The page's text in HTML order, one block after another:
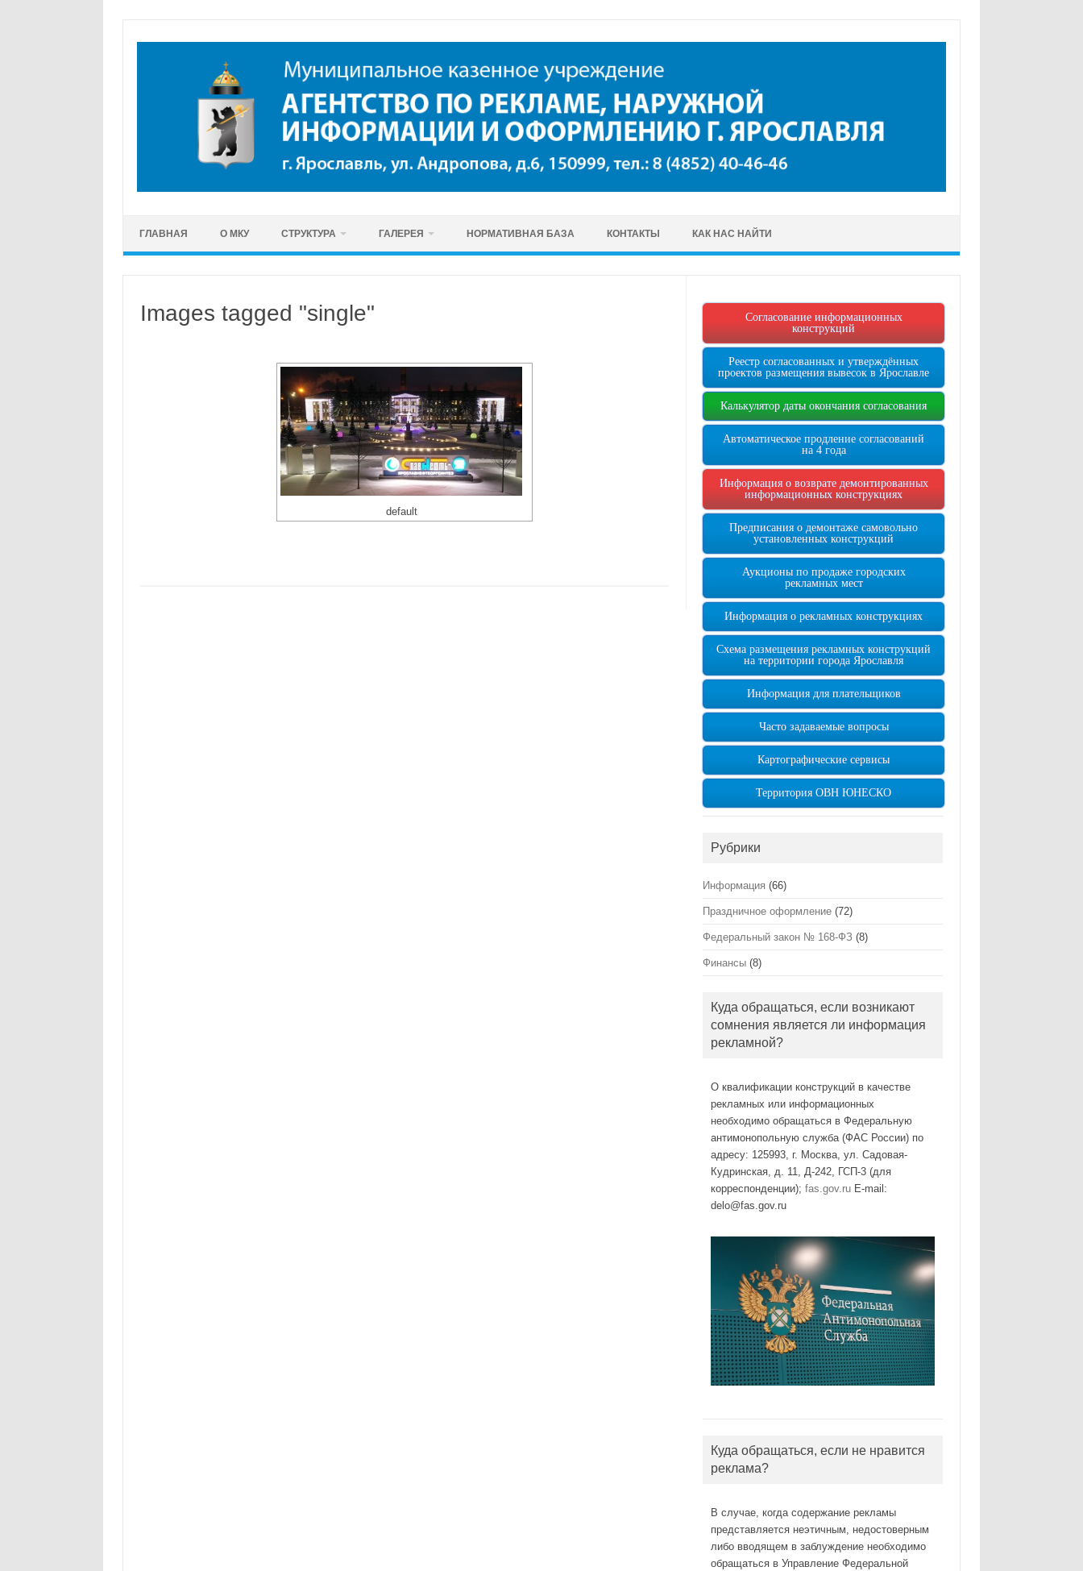
ГЛАВНАЯ О МКУ СТРУКТУРА ГАЛЕРЕЯ НОРМАТИВНАЯ БАЗА КОНТАКТЫ КАК НАС НАЙТИ
Images tagged "single"
default
Согласование информационных
конструкций
Реестр согласованных и утверждённых
проектов размещения вывесок в Ярославле
Калькулятор даты окончания согласования
Автоматическое продление согласований
на 4 года
Информация о возврате демонтированных
информационных конструкциях
Предписания о демонтаже самовольно
установленных конструкций
Аукционы по продаже городских
рекламных мест
Информация о рекламных конструкциях
Схема размещения рекламных конструкций
на территории города Ярославля
Информация для плательщиков
Часто задаваемые вопросы
Картографические сервисы
Территория ОВН ЮНЕСКО
Рубрики
Информация (66)
Праздничное оформление (72)
Федеральный закон № 168-ФЗ (8)
Финансы (8)
Куда обращаться, если возникают
сомнения является ли информация
рекламной?
О квалификации конструкций в качестве
рекламных или информационных
необходимо обращаться в Федеральную
антимонопольную служба (ФАС России) по
адресу: 125993, г. Москва, ул. Садовая-
Кудринская, д. 11, Д-242, ГСП-3 (для
корреспонденции);fas.gov.ru E-mail:
delo@fas.gov.ru
Куда обращаться, если не нравится
реклама?
В случае, когда содержание рекламы
представляется неэтичным, недостоверным
либо вводящем в заблуждение необходимо
обращаться в Управление Федеральной